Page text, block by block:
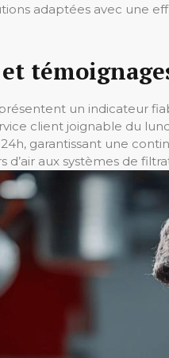
adaptées avec une
un indicateur
client joignable du
garantissant une
aux systèmes de